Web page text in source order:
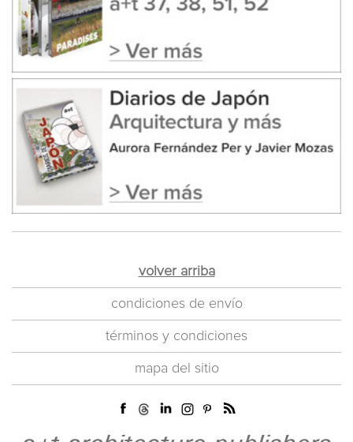
volver arriba
condiciones de envío
términos y condiciones
mapa del sitio